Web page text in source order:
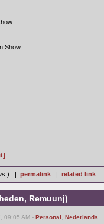
Show
) | permalink| related link
Remuunj)
09:05 AM - Personal Nederlands